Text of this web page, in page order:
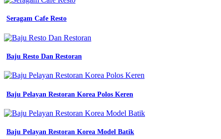
Seragam Cafe Resto
Baju Resto Dan Restoran
Baju Pelayan Restoran Korea Polos Keren
Baju Pelayan Restoran Korea Model Batik